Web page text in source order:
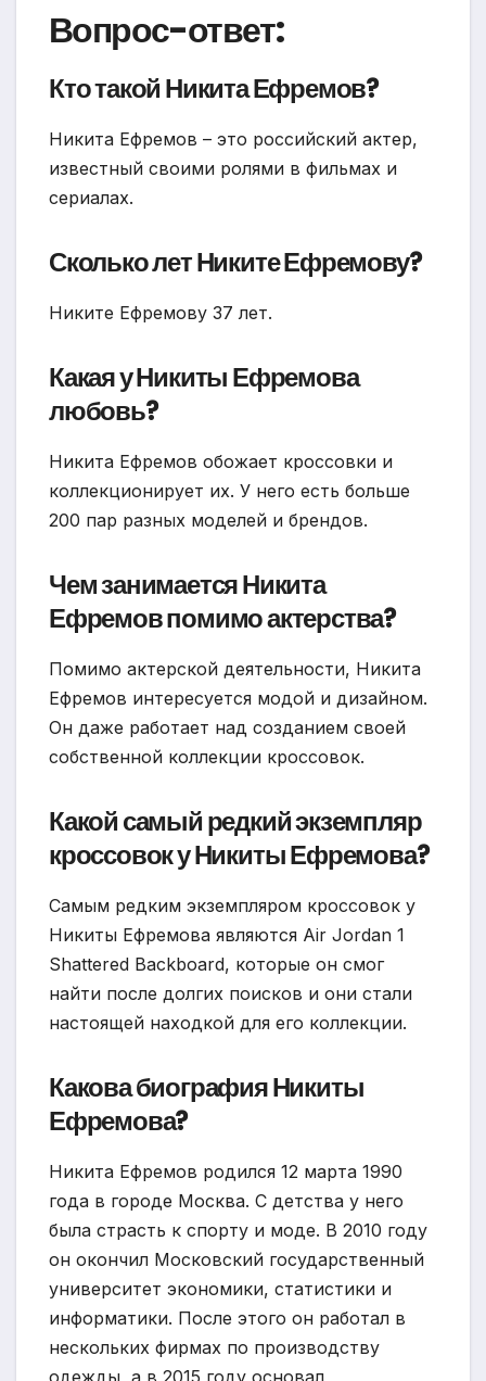
Вопрос-ответ:
Кто такой Никита Ефремов?
Никита Ефремов – это российский актер,
известный своими ролями в фильмах и
сериалах.
Сколько лет Никите Ефремову?
Никите Ефремову 37 лет.
Какая у Никиты Ефремова
любовь?
Никита Ефремов обожает кроссовки и
коллекционирует их. У него есть больше
200 пар разных моделей и брендов.
Чем занимается Никита
Ефремов помимо актерства?
Помимо актерской деятельности, Никита
Ефремов интересуется модой и дизайном.
Он даже работает над созданием своей
собственной коллекции кроссовок.
Какой самый редкий экземпляр
кроссовок у Никиты Ефремова?
Самым редким экземпляром кроссовок у
Никиты Ефремова являются Air Jordan 1
Shattered Backboard, которые он смог
найти после долгих поисков и они стали
настоящей находкой для его коллекции.
Какова биография Никиты
Ефремова?
Никита Ефремов родился 12 марта 1990
года в городе Москва. С детства у него
была страсть к спорту и моде. В 2010 году
он окончил Московский государственный
университет экономики, статистики и
информатики. После этого он работал в
нескольких фирмах по производству
одежды, а в 2015 году основал